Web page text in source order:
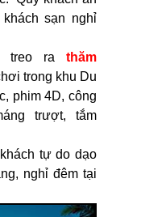
sạn nghỉ
treo ra thăm
trong khu Du
phim 4D, công
trượt, tắm
tự do dạo
nghỉ đêm tại